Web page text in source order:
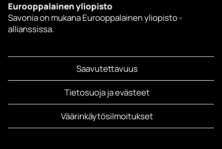
Eurooppalainen yliopisto
Savonia on mukana Eurooppalainen yliopisto -
allianssissa.
Saavutettavuus
Tietosuoja ja evästeet
Väärinkäytösilmoitukset